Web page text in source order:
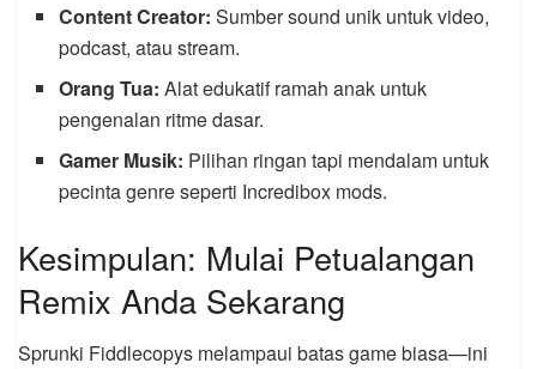
Content Creator: Sumber sound unik untuk video,
podcast, atau stream.
Orang Tua: Alat edukatif ramah anak untuk
pengenalan ritme dasar.
Gamer Musik: Pilihan ringan tapi mendalam untuk
pecinta genre seperti Incredibox mods.
Kesimpulan: Mulai Petualangan
Remix Anda Sekarang
Sprunki Fiddlecopys melampaui batas game biasa—ini